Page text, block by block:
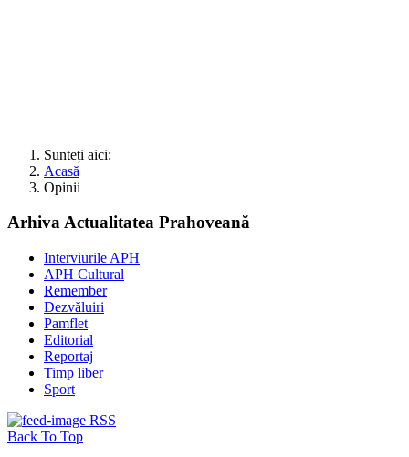
Sunteți aici:
Acasă
Opinii
Arhiva Actualitatea Prahoveană
Interviurile APH
APH Cultural
Remember
Dezvăluiri
Pamflet
Editorial
Reportaj
Timp liber
Sport
RSS
Back To Top